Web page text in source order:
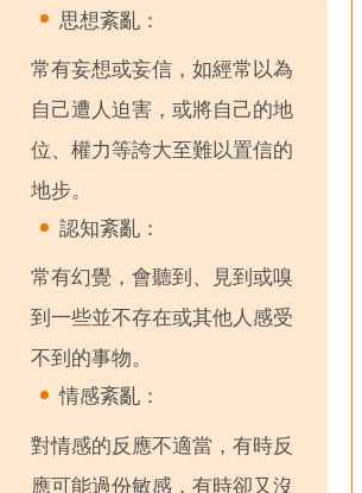
思想紊亂：
常有妄想或妄信，如經常以為
自己遭人迫害，或將自己的地
位、權力等誇大至難以置信的
地步。
認知紊亂：
常有幻覺，會聽到、見到或嗅
到一些並不存在或其他人感受
不到的事物。
情感紊亂：
對情感的反應不適當，有時反
應可能過份敏感，有時卻又沒